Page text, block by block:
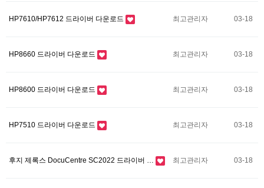
HP7610/HP7612 드라이버 다운로드 최고관리자 03-18
HP8660 드라이버 다운로드 최고관리자 03-18
HP8600 드라이버 다운로드 최고관리자 03-18
HP7510 드라이버 다운로드 최고관리자 03-18
후지 제록스 DocuCentre SC2022 드라이버 … 최고관리자 03-18